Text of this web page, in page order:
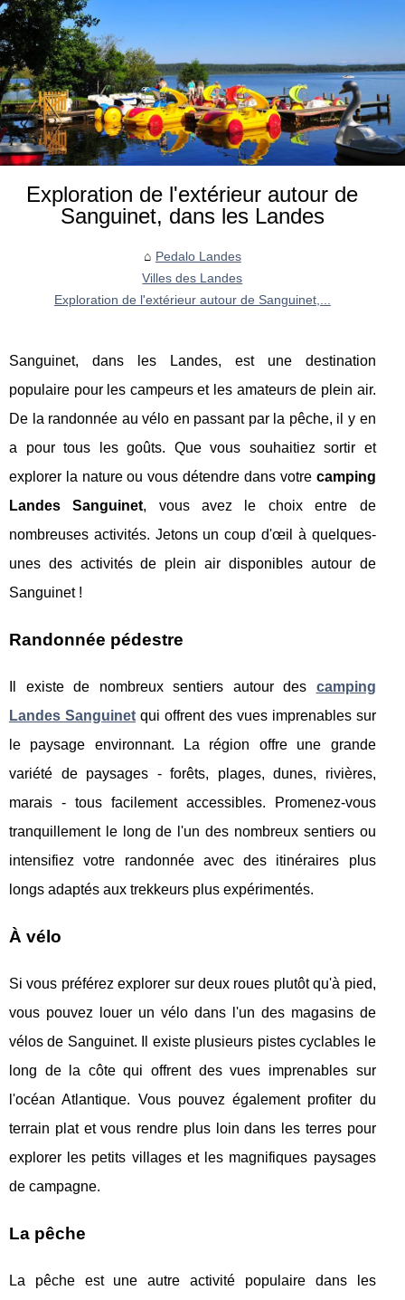
Exploration de l'extérieur autour de
Sanguinet, dans les Landes
Pedalo Landes
Villes des Landes
Exploration de l'extérieur autour de Sanguinet,...
Sanguinet, dans les Landes, est une destination
populaire pour les campeurs et les amateurs de plein air.
De la randonnée au vélo en passant par la pêche, il y en
a pour tous les goûts. Que vous souhaitiez sortir et
explorer la nature ou vous détendre dans votre camping
Landes Sanguinet, vous avez le choix entre de
nombreuses activités. Jetons un coup d'œil à quelques-
unes des activités de plein air disponibles autour de
Sanguinet !
Randonnée pédestre
Il existe de nombreux sentiers autour des camping
Landes Sanguinetqui offrent des vues imprenables sur
le paysage environnant. La région offre une grande
variété de paysages - forêts, plages, dunes, rivières,
marais - tous facilement accessibles. Promenez-vous
tranquillement le long de l'un des nombreux sentiers ou
intensifiez votre randonnée avec des itinéraires plus
longs adaptés aux trekkeurs plus expérimentés.
À vélo
Si vous préférez explorer sur deux roues plutôt qu'à pied,
vous pouvez louer un vélo dans l'un des magasins de
vélos de Sanguinet. Il existe plusieurs pistes cyclables le
long de la côte qui offrent des vues imprenables sur
l'océan Atlantique. Vous pouvez également profiter du
terrain plat et vous rendre plus loin dans les terres pour
explorer les petits villages et les magnifiques paysages
de campagne.
La pêche
La pêche est une autre activité populaire dans les